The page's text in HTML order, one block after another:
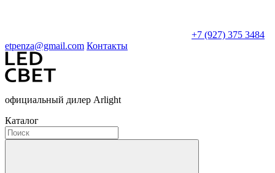
+7 (927) 375 3484
etpenza@gmail.com Контакты
официальный дилер Arlight
Каталог